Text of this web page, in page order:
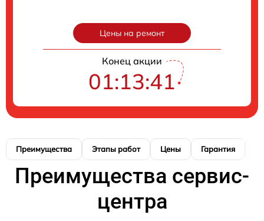
Цены на ремонт
Конец акции
01:13:40
Преимущества Этапы работ Цены Гарантия
Преимущества сервис-
центра